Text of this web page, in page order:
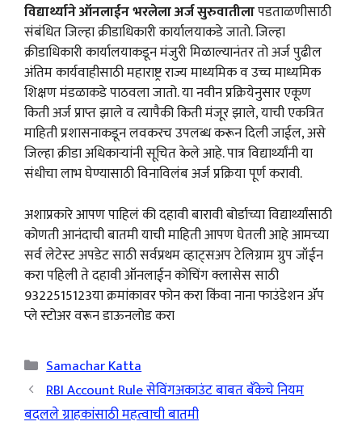
विद्यार्थ्याने ऑनलाईन भरलेला अर्ज सुरुवातीलापडताळणीसाठी
संबंधित जिल्हा क्रीडाधिकारी कार्यालयाकडे जातो. जिल्हा
क्रीडाधिकारी कार्यालयाकडून मंजुरी मिळाल्यानंतर तो अर्ज पुढील
अंतिम कार्यवाहीसाठी महाराष्ट्र राज्य माध्यमिक व उच्च माध्यमिक
शिक्षण मंडळाकडे पाठवला जातो. या नवीन प्रक्रियेनुसार एकूण
किती अर्ज प्राप्त झाले व त्यापैकी किती मंजूर झाले, याची एकत्रित
माहिती प्रशासनाकडून लवकरच उपलब्ध करून दिली जाईल, असे
जिल्हा क्रीडा अधिकाऱ्यांनी सूचित केले आहे. पात्र विद्यार्थ्यांनी या
संधीचा लाभ घेण्यासाठी विनाविलंब अर्ज प्रक्रिया पूर्ण करावी.
अशाप्रकारे आपण पाहिलं की दहावी बारावी बोर्डाच्या विद्यार्थ्यांसाठी
कोणती आनंदाची बातमी याची माहिती आपण घेतली आहे आमच्या
सर्व लेटेस्ट अपडेट साठी सर्वप्रथम व्हाट्सअप टेलिग्राम ग्रुप जॉईन
करा पहिली ते दहावी ऑनलाईन कोचिंग क्लासेस साठी
9322515123या क्रमांकावर फोन करा किंवा नाना फाउंडेशन ॲप
प्ले स्टोअर वरून डाऊनलोड करा
Categories
Samachar Katta
RBI Account Rule सेविंगअकाउंट बाबत बँकेचे नियम
बदलले ग्राहकांसाठी महत्वाची बातमी